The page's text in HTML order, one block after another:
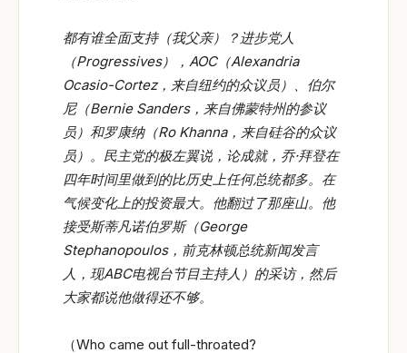
都有谁全面支持（我父亲）？进步党人
（Progressives），AOC（Alexandria
Ocasio-Cortez，来自纽约的众议员）、伯尔
尼（Bernie Sanders，来自佛蒙特州的参议
员）和罗康纳（Ro Khanna，来自硅谷的众议
员）。民主党的极左翼说，论成就，乔·拜登在
四年时间里做到的比历史上任何总统都多。在
气候变化上的投资最大。他翻过了那座山。他
接受斯蒂凡诺伯罗斯（George
Stephanopoulos，前克林顿总统新闻发言
人，现ABC电视台节目主持人）的采访，然后
大家都说他做得还不够。
（Who came out full-throated?